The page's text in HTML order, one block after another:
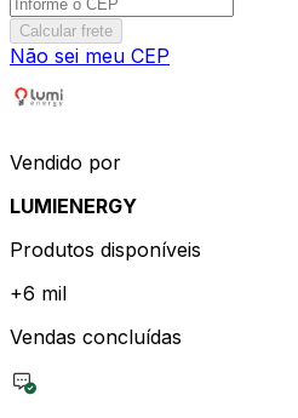
Calcular frete
Não sei meu CEP
Vendido por
LUMIENERGY
Produtos disponíveis
+6 mil
Vendas concluídas